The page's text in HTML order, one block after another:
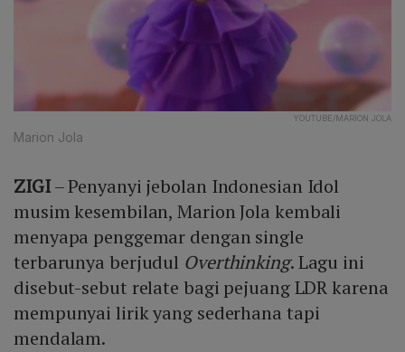
YOUTUBE/MARION JOLA
Marion Jola
ZIGI– Penyanyi jebolan Indonesian Idol
musim kesembilan, Marion Jola kembali
menyapa penggemar dengan single
terbarunya berjudul Overthinking. Lagu ini
disebut-sebut relate bagi pejuang LDR karena
mempunyai lirik yang sederhana tapi
mendalam.